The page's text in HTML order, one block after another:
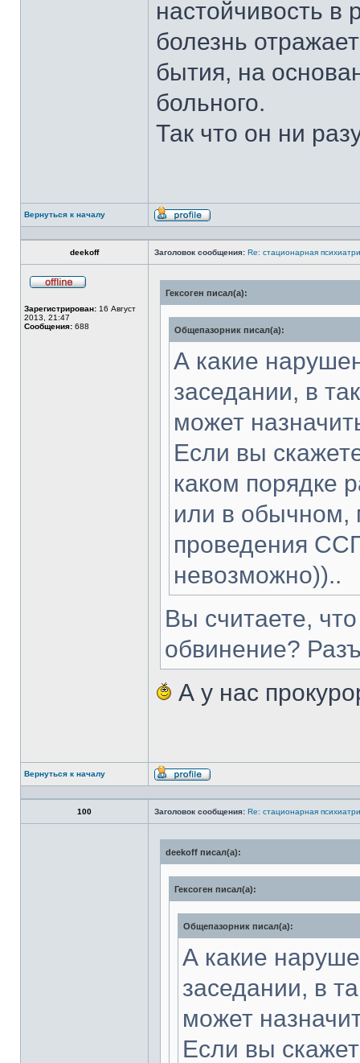
настойчивость в
болезнь
бытия, на
больного.
Так что он ни
Вернуться к началу
Профиль
deekoff Заголовок сообщения: Re: стационарная
сети
Зарегистрирован: 16 Август
2013, 21:47
Сообщения: 688
Гексоген писал(а):
Общепазорник писал(а):
А какие
заседании, в
может
Если вы
каком порядке
или в обычном,
проведения
невозможно))..
Вы считаете,
обвинение?
А у нас
Вернуться к началу
Профиль
100 Заголовок сообщения: Re: стационарная
deekoff писал(а):
Гексоген писал(а):
Общепазорник писал(а):
А какие
заседании, в
может
Если вы